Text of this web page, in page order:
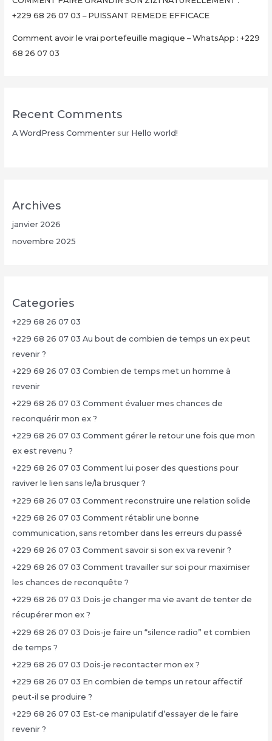
+229
26
07
+229 68 26 07 03 – PUISSANT REMEDE EFFICACE
Comment avoir le vrai portefeuille magique – WhatsApp : +229
68 26 07 03
Recent Comments
A WordPress Commentersur Hello world!
Archives
janvier 2026
novembre 2025
Categories
+229 68 26 07 03
+229 68 26 07 03 Au bout de combien de temps un ex peut
revenir ?
+229 68 26 07 03 Combien de temps met un homme à
revenir
+229 68 26 07 03 Comment évaluer mes chances de
reconquérir mon ex ?
+229 68 26 07 03 Comment gérer le retour une fois que mon
ex est revenu ?
+229 68 26 07 03 Comment lui poser des questions pour
raviver le lien sans le/la brusquer ?
+229 68 26 07 03 Comment reconstruire une relation solide
+229 68 26 07 03 Comment rétablir une bonne
communication, sans retomber dans les erreurs du passé
+229 68 26 07 03 Comment savoir si son ex va revenir ?
+229 68 26 07 03 Comment travailler sur soi pour maximiser
les chances de reconquête ?
+229 68 26 07 03 Dois-je changer ma vie avant de tenter de
récupérer mon ex ?
+229 68 26 07 03 Dois-je faire un “silence radio” et combien
de temps ?
+229 68 26 07 03 Dois-je recontacter mon ex ?
+229 68 26 07 03 En combien de temps un retour affectif
peut-il se produire ?
+229 68 26 07 03 Est-ce manipulatif d’essayer de le faire
revenir ?